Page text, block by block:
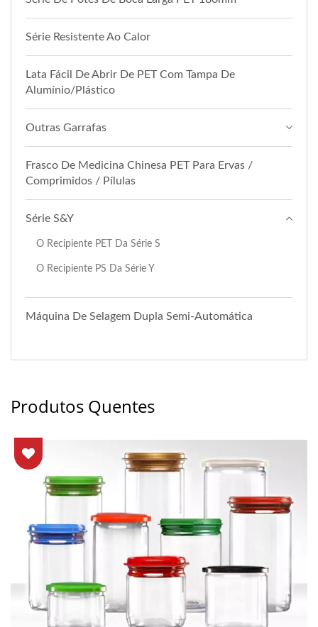
Série Resistente Ao Calor
Lata Fácil De Abrir De PET Com Tampa De
Alumínio/Plástico
Outras Garrafas
Frasco De Medicina Chinesa PET Para Ervas /
Comprimidos / Pílulas
Série S&Y
O Recipiente PET Da Série S
O Recipiente PS Da Série Y
Máquina De Selagem Dupla Semi-Automática
Produtos Quentes